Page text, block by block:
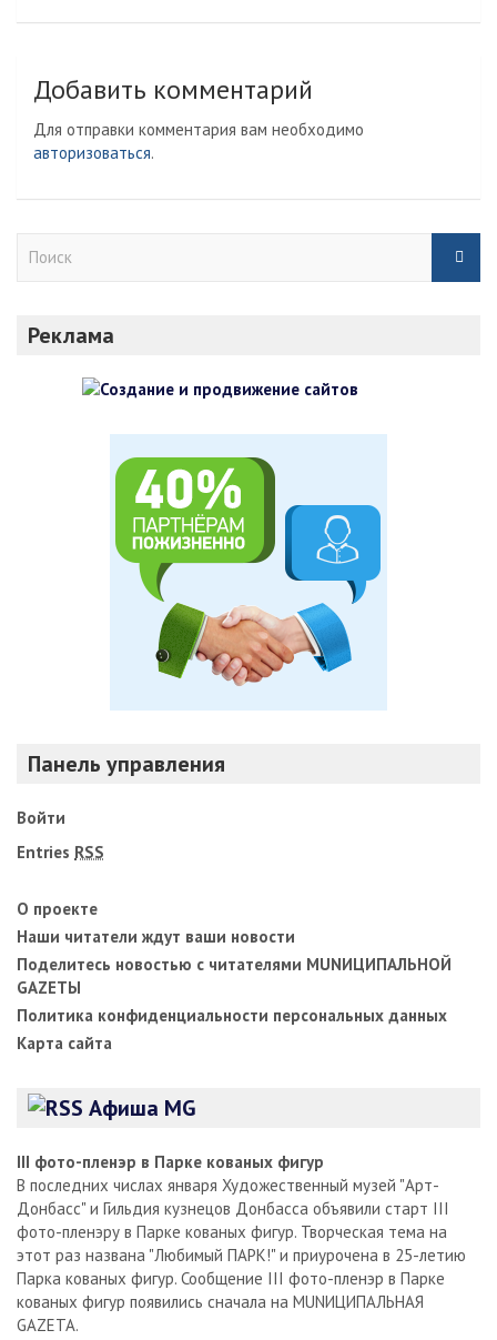
k
a
ь
Добавить комментарий
Для отправки комментария вам необходимо
авторизоваться.
Реклама
Панель управления
Войти
Entries RSS
О проекте
Наши читатели ждут ваши новости
Поделитесь новостью с читателями MUNИЦИПАЛЬНОЙ
GAZЕТЫ
Политика конфиденциальности персональных данных
Карта сайта
Афиша MG
III фото-пленэр в Парке кованых фигур
В последних числах января Художественный музей "Арт-
Донбасс" и Гильдия кузнецов Донбасса объявили старт III
фото-пленэру в Парке кованых фигур. Творческая тема на
этот раз названа "Любимый ПАРК!" и приурочена в 25-летию
Парка кованых фигур. Сообщение III фото-пленэр в Парке
кованых фигур появились сначала на MUNИЦИПАЛЬНАЯ
GAZЕТА.